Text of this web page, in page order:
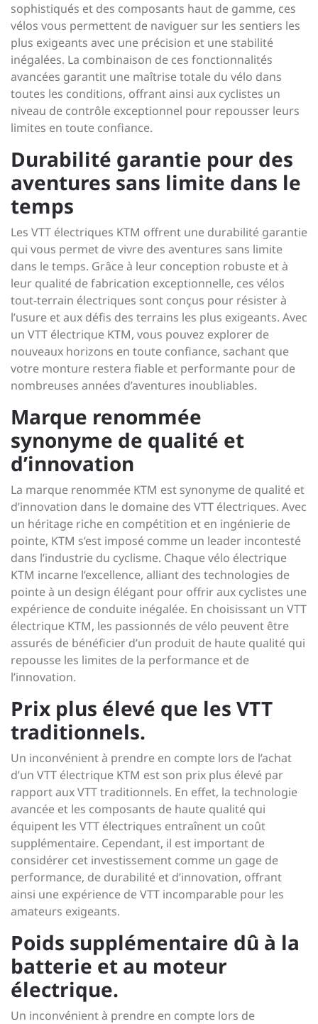
sophistiqués et des composants haut de gamme, ces
vélos vous permettent de naviguer sur les sentiers les
plus exigeants avec une précision et une stabilité
inégalées. La combinaison de ces fonctionnalités
avancées garantit une maîtrise totale du vélo dans
toutes les conditions, offrant ainsi aux cyclistes un
niveau de contrôle exceptionnel pour repousser leurs
limites en toute confiance.
Durabilité garantie pour des
aventures sans limite dans le
temps
Les VTT électriques KTM offrent une durabilité garantie
qui vous permet de vivre des aventures sans limite
dans le temps. Grâce à leur conception robuste et à
leur qualité de fabrication exceptionnelle, ces vélos
tout-terrain électriques sont conçus pour résister à
l’usure et aux défis des terrains les plus exigeants. Avec
un VTT électrique KTM, vous pouvez explorer de
nouveaux horizons en toute confiance, sachant que
votre monture restera fiable et performante pour de
nombreuses années d’aventures inoubliables.
Marque renommée
synonyme de qualité et
d’innovation
La marque renommée KTM est synonyme de qualité et
d’innovation dans le domaine des VTT électriques. Avec
un héritage riche en compétition et en ingénierie de
pointe, KTM s’est imposé comme un leader incontesté
dans l’industrie du cyclisme. Chaque vélo électrique
KTM incarne l’excellence, alliant des technologies de
pointe à un design élégant pour offrir aux cyclistes une
expérience de conduite inégalée. En choisissant un VTT
électrique KTM, les passionnés de vélo peuvent être
assurés de bénéficier d’un produit de haute qualité qui
repousse les limites de la performance et de
l’innovation.
Prix plus élevé que les VTT
traditionnels.
Un inconvénient à prendre en compte lors de l’achat
d’un VTT électrique KTM est son prix plus élevé par
rapport aux VTT traditionnels. En effet, la technologie
avancée et les composants de haute qualité qui
équipent les VTT électriques entraînent un coût
supplémentaire. Cependant, il est important de
considérer cet investissement comme un gage de
performance, de durabilité et d’innovation, offrant
ainsi une expérience de VTT incomparable pour les
amateurs exigeants.
Poids supplémentaire dû à la
batterie et au moteur
électrique.
Un inconvénient à prendre en compte lors de